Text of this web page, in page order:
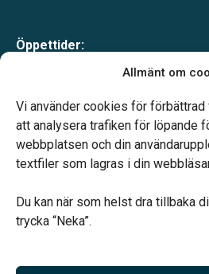
Allmänt om
Vi använder cookies för
att analysera trafiken för löpande
webbplatsen och din
textfiler som lagras i din
Du kan när som helst dra tillbaka
trycka “Neka”.
Öppettider:
Lunchstängt 12.00–13.00
Telefonjour dygnet runt